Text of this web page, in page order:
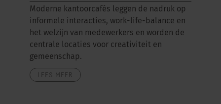
Moderne kantoorcafés leggen de nadruk op
informele interacties, work-life-balance en
het welzijn van medewerkers en worden de
centrale locaties voor creativiteit en
gemeenschap.